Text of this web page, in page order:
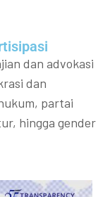
dan advokasi
dan
partai
hingga gender